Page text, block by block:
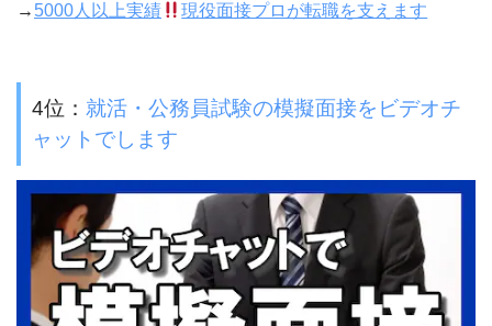
→ 5000人以上実績 現役面接プロが転職を支えます
4位： 就活・公務員試験の模擬面接をビデオチ
ャットでします